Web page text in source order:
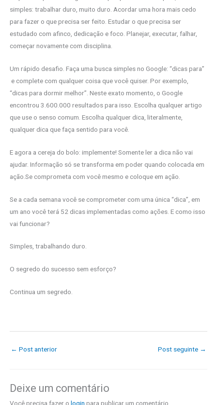
simples: trabalhar duro, muito duro. Acordar uma hora mais cedo
para fazer o que precisa ser feito. Estudar o que precisa ser
estudado com afinco, dedicação e foco. Planejar, executar, falhar,
começar novamente com disciplina.
Um rápido desafio. Faça uma busca simples no Google: “dicas para”
e complete com qualquer coisa que você quiser. Por exemplo,
“dicas para dormir melhor”. Neste exato momento, o Google
encontrou 3.600.000 resultados para isso. Escolha qualquer artigo
que use o senso comum. Escolha qualquer dica, literalmente,
qualquer dica que faça sentido para você.
E agora a cereja do bolo: implemente! Somente ler a dica não vai
ajudar. Informação só se transforma em poder quando colocada em
ação.Se comprometa com você mesmo e coloque em ação.
Se a cada semana você se comprometer com uma única “dica”, em
um ano você terá 52 dicas implementadas como ações. E como isso
vai funcionar?
Simples, trabalhando duro.
O segredo do sucesso sem esforço?
Continua um segredo.
← Post anterior Post seguinte →
Deixe um comentário
Você precisa fazer o login para publicar um comentário.